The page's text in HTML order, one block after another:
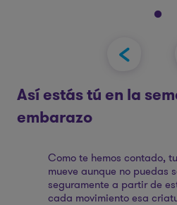
aguacate hass, mide
momento, algo
escucharte, así que
ponle música.
estimularlo y a
de amor que hay
Así estás tú en la
embarazo
Como te hemos contado,
mueve aunque no puedas
seguramente a partir de
cada movimiento esa